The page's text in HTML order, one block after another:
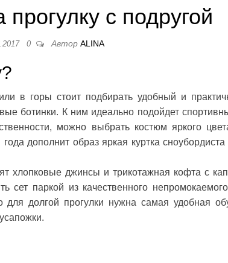
прогулку с подругой
0 АвторALINA
в горы стоит подбирать удобный и
ботинки. К ним идеально подойдет
можно выбрать костюм яркого
дополнит образ яркая куртка сноубордиста
хлопковые джинсы и трикотажная кофта с
сет паркой из качественного
долгой прогулки нужна самая удобная